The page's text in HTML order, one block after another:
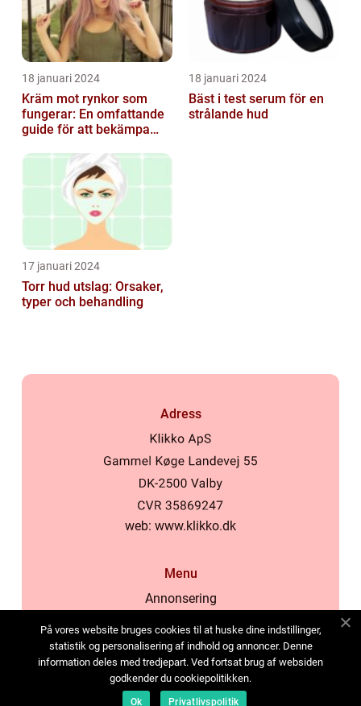
18 januari 2024
Kräm mot rynkor som
fungerar: En omfattande
guide för att bekämpa
18 januari 2024
Bäst i test serum för en
strålande hud
17 januari 2024
Torr hud utslag: Orsaker,
typer och behandling
Adress
web: www.klikko.dk
Menu
Annonsering
Cookies
Kontakta oss
Sitemap
På vores website bruges cookies til at huske dine indstillinger,
statistik og personalisering af indhold og annoncer. Denne
information deles med tredjepart. Ved fortsat brug af websiden
godkender du cookiepolitikken.
Ok Privatlivspolitik